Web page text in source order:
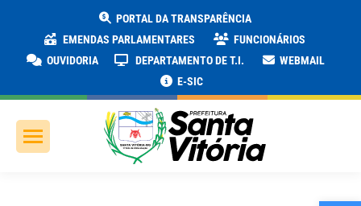
PORTAL DA TRANSPARÊNCIA
EMENDAS PARLAMENTARES
FUNCIONÁRIOS
OUVIDORIA
DEPARTAMENTO DE T.I.
WEBMAIL
E-SIC